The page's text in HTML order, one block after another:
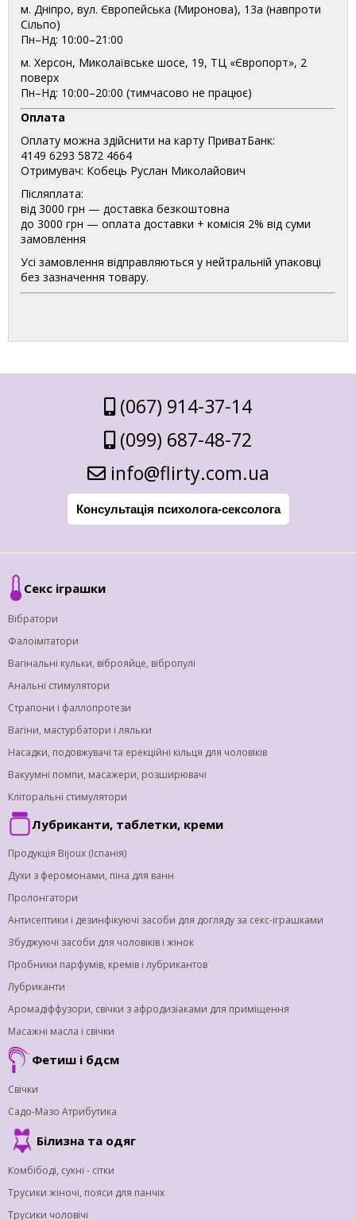
м. Дніпро, вул. Європейська (Миронова), 13а (навпроти
Сільпо)
Пн–Нд: 10:00–21:00
м. Херсон, Миколаївське шосе, 19, ТЦ «Європорт», 2
поверх
Пн–Нд: 10:00–20:00 (тимчасово не працює)
Оплата
Оплату можна здійснити на карту ПриватБанк:
4149 6293 5872 4664
Отримувач: Кобець Руслан Миколайович
Післяплата:
від 3000 грн — доставка безкоштовна
до 3000 грн — оплата доставки + комісія 2% від суми
замовлення
Усі замовлення відправляються у нейтральній упаковці
без зазначення товару.
(067) 914-37-14
(099) 687-48-72
info@flirty.com.ua
Консультація психолога-сексолога
Секс іграшки
Вібратори
Фалоімітатори
Вагінальні кульки, віброяйце, вібропулі
Анальні стимулятори
Страпони і фаллопротези
Вагіни, мастурбатори і ляльки
Насадки, подовжувачі та ерекційні кільця для чоловіків
Вакуумні помпи, масажери, розширювачі
Кліторальні стимулятори
Лубриканти, таблетки, креми
Продукція Bijoux (Іспанія)
Духи з феромонами, піна для ванн
Пролонгатори
Антисептики і дезинфікуючі засоби для догляду за секс-іграшками
Збуджуючі засоби для чоловіків і жінок
Пробники парфумів, кремів і лубрикантов
Лубриканти
Аромадіффузори, свічки з афродизіаками для приміщення
Масажні масла і свічки
Фетиш і бдсм
Свічки
Садо-Мазо Атрибутика
Білизна та одяг
Комбібоді, сукні - сітки
Трусики жіночі, пояси для панчіх
Трусики чоловічі